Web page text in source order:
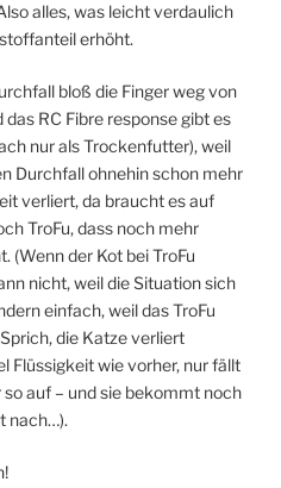
alles, was leicht verdaulich
erhöht.
bloß die Finger weg von
RC Fibre response gibt es
nur als Trockenfutter), weil
Durchfall ohnehin schon mehr
verliert, da braucht es auf
TroFu, dass noch mehr
(Wenn der Kot bei TroFu
nicht, weil die Situation sich
einfach, weil das TroFu
die Katze verliert
Flüssigkeit wie vorher, nur fällt
auf – und sie bekommt noch
nach…).